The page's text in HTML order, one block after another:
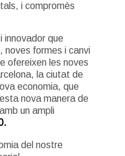
i compromès
innovador que
formes i canvi
ofereixen les noves
la ciutat de
economia, que
nova manera de
un ampli
del nostre